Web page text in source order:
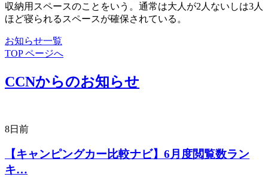
収納用スペースのことをいう。通常は大人が2人ないしは3人
ほど寝られるスペースが確保されている。
お知らせ一覧
TOP ページへ
CCNからのお知らせ
8日前
【キャンピングカー比較ナビ】6月度閲覧数ラン
キ…